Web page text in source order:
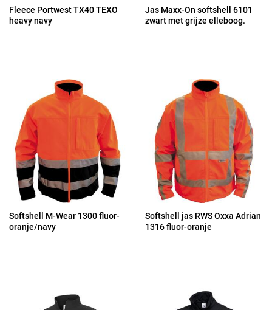
Fleece Portwest TX40 TEXO
heavy navy
Jas Maxx-On softshell 6101
zwart met grijze elleboog.
Softshell M-Wear 1300 fluor-
oranje/navy
Softshell jas RWS Oxxa Adrian
1316 fluor-oranje